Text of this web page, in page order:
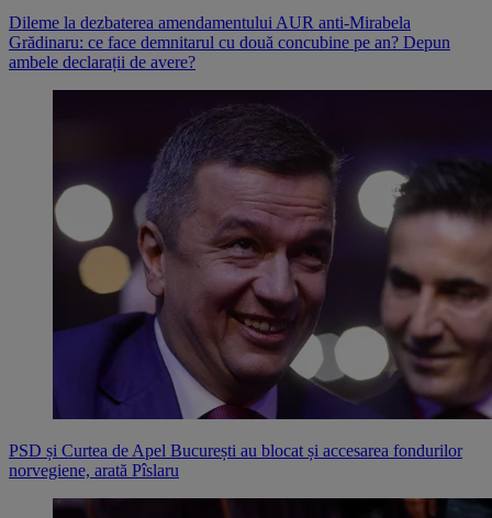
Dileme la dezbaterea amendamentului AUR anti-Mirabela
Grădinaru: ce face demnitarul cu două concubine pe an? Depun
ambele declarații de avere?
PSD și Curtea de Apel București au blocat și accesarea fondurilor
norvegiene, arată Pîslaru